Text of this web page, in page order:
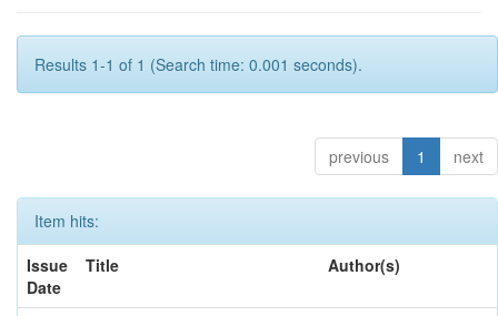
Results 1-1 of 1 (Search time: 0.001 seconds).
previous 1 next
Item hits:
Issue
Date
Title Author(s)